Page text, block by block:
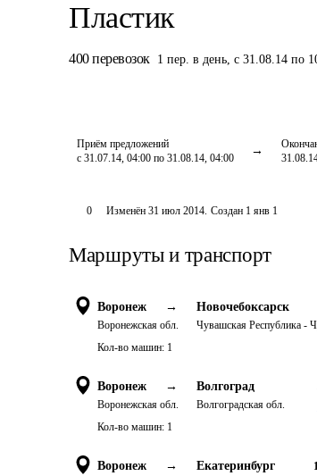
Пластик
400 перевозок 1 пер. в день, с 31.08.14 по
Приём предложений
с 31.07.14, 04:00 по 31.08.14, 04:00
0 Изменён 31 июл 2014. Создан 1 янв 1
Маршруты и транспорт
Воронеж →
Воронежская обл.
Новочебоксарск
Чувашская Республика -
Кол-во машин: 1
Воронеж →
Воронежская обл.
Волгоград
Волгоградская обл.
Кол-во машин: 1
Воронеж → Екатеринбург